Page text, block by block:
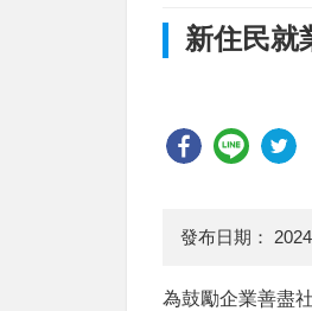
新住民就
發布日期：
為鼓勵企業善盡